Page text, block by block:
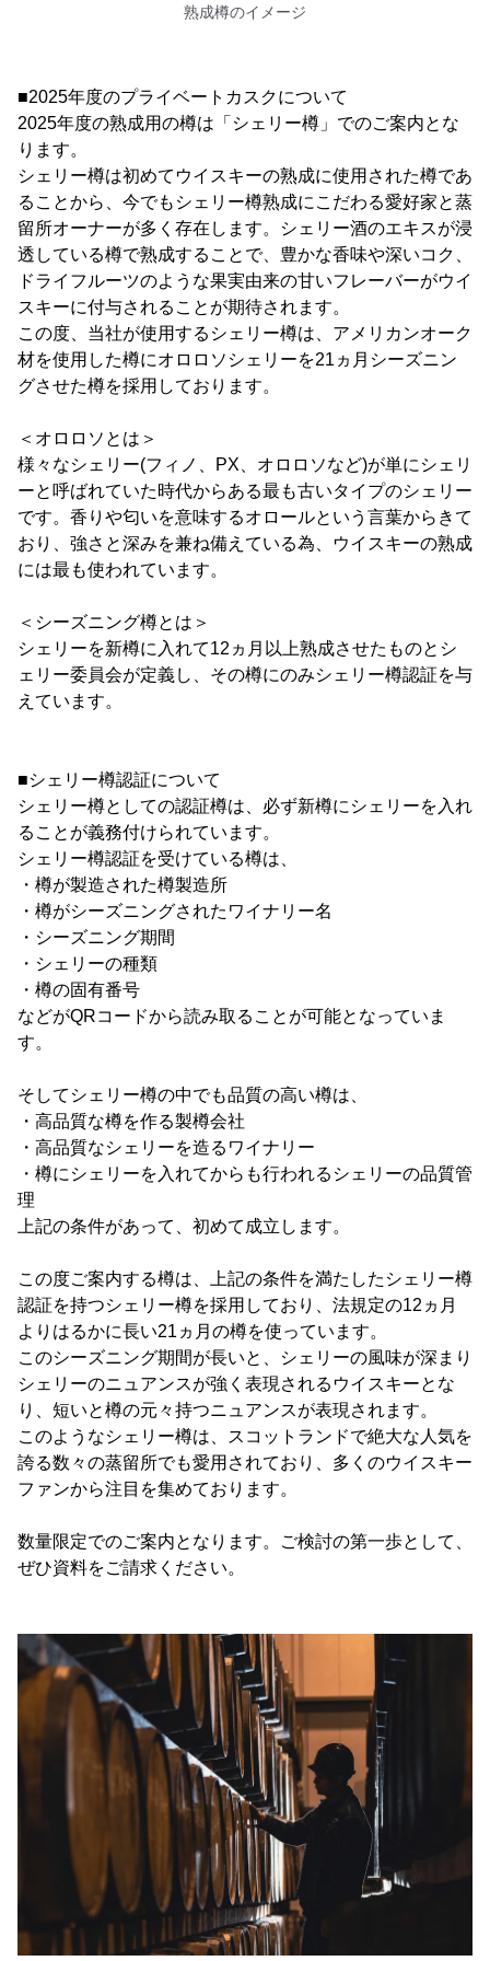
熟成樽のイメージ
■2025年度のプライベートカスクについて
2025年度の熟成用の樽は「シェリー樽」でのご案内とな
ります。
シェリー樽は初めてウイスキーの熟成に使用された樽であ
ることから、今でもシェリー樽熟成にこだわる愛好家と蒸
留所オーナーが多く存在します。シェリー酒のエキスが浸
透している樽で熟成することで、豊かな香味や深いコク、
ドライフルーツのような果実由来の甘いフレーバーがウイ
スキーに付与されることが期待されます。
この度、当社が使用するシェリー樽は、アメリカンオーク
材を使用した樽にオロロソシェリーを21ヵ月シーズニン
グさせた樽を採用しております。
＜オロロソとは＞
様々なシェリー(フィノ、PX、オロロソなど)が単にシェリ
ーと呼ばれていた時代からある最も古いタイプのシェリー
です。香りや匂いを意味するオロールという言葉からきて
おり、強さと深みを兼ね備えている為、ウイスキーの熟成
には最も使われています。
＜シーズニング樽とは＞
シェリーを新樽に入れて12ヵ月以上熟成させたものとシ
ェリー委員会が定義し、その樽にのみシェリー樽認証を与
えています。
■シェリー樽認証について
シェリー樽としての認証樽は、必ず新樽にシェリーを入れ
ることが義務付けられています。
シェリー樽認証を受けている樽は、
・樽が製造された樽製造所
・樽がシーズニングされたワイナリー名
・シーズニング期間
・シェリーの種類
・樽の固有番号
などがQRコードから読み取ることが可能となっていま
す。
そしてシェリー樽の中でも品質の高い樽は、
・高品質な樽を作る製樽会社
・高品質なシェリーを造るワイナリー
・樽にシェリーを入れてからも行われるシェリーの品質管
理
上記の条件があって、初めて成立します。
この度ご案内する樽は、上記の条件を満たしたシェリー樽
認証を持つシェリー樽を採用しており、法規定の12ヵ月
よりはるかに長い21ヵ月の樽を使っています。
このシーズニング期間が長いと、シェリーの風味が深まり
シェリーのニュアンスが強く表現されるウイスキーとな
り、短いと樽の元々持つニュアンスが表現されます。
このようなシェリー樽は、スコットランドで絶大な人気を
誇る数々の蒸留所でも愛用されており、多くのウイスキー
ファンから注目を集めております。
数量限定でのご案内となります。ご検討の第一歩として、
ぜひ資料をご請求ください。